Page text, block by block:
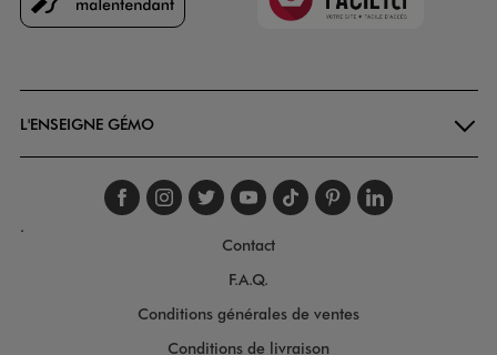
L'ENSEIGNE GÉMO
Suivez-nous sur
Suivez-nous sur
Suivez-nous sur
Suivez-nous
Suivez-nous
Suivez-
.
Contact
F.A.Q.
Conditions générales de ventes
Conditions de livraison